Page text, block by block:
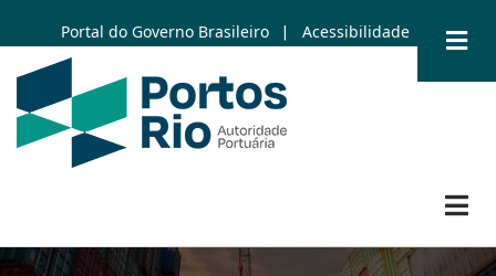
to
main
content
Portal do Governo Brasileiro | Acessibilidade